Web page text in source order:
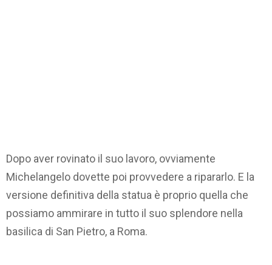
Dopo aver rovinato il suo lavoro, ovviamente
Michelangelo dovette poi provvedere a ripararlo. E la
versione definitiva della statua è proprio quella che
possiamo ammirare in tutto il suo splendore nella
basilica di San Pietro, a Roma.